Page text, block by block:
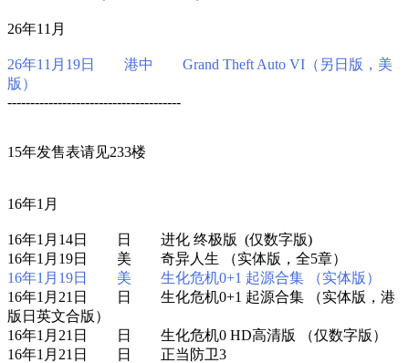
26年11月
26年11月19日 港中 Grand Theft Auto VI（另日版，美
版）
--------------------------------------
15年发售表请见233楼
16年1月
16年1月14日 日 进化 终极版 (仅数字版)
16年1月19日 美 奇异人生 （实体版，全5章）
16年1月19日 美 生化危机0+1 起源合集 （实体版）
16年1月21日 日 生化危机0+1 起源合集 （实体版，港
版日英文合版）
16年1月21日 日 生化危机0 HD高清版 （仅数字版）
16年1月21日 日 正当防卫3